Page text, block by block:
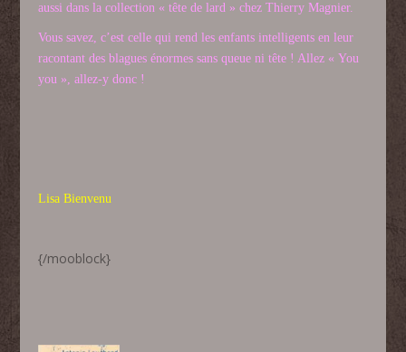
aussi dans la collection « tête de lard » chez Thierry Magnier.
Vous savez, c’est celle qui rend les enfants intelligents en leur
racontant des blagues énormes sans queue ni tête ! Allez « You
you », allez-y donc !
Lisa Bienvenu
{/mooblock}